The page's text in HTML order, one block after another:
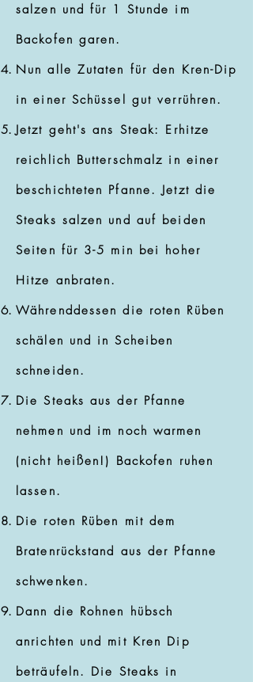
salzen und für 1 Stunde im
Backofen garen.
Nun alle Zutaten für den Kren-Dip
in einer Schüssel gut verrühren.
Jetzt geht's ans Steak: Erhitze
reichlich Butterschmalz in einer
beschichteten Pfanne. Jetzt die
Steaks salzen und auf beiden
Seiten für 3-5 min bei hoher
Hitze anbraten.
Währenddessen die roten Rüben
schälen und in Scheiben
schneiden.
Die Steaks aus der Pfanne
nehmen und im noch warmen
(nicht heißen!) Backofen ruhen
lassen.
Die roten Rüben mit dem
Bratenrückstand aus der Pfanne
schwenken.
Dann die Rohnen hübsch
anrichten und mit Kren Dip
beträufeln. Die Steaks in